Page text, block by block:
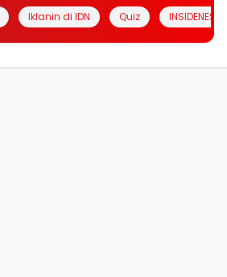
Iklanin di IDN Quiz INSIDENESIA